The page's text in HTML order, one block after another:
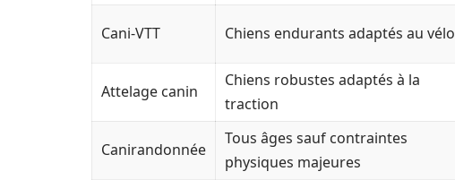
Cani-VTT Chiens endurants adaptés au vélo
Attelage canin
Chiens robustes adaptés à la
traction
Canirandonnée
Tous âges sauf contraintes
physiques majeures